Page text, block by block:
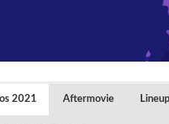
2021 Aftermovie